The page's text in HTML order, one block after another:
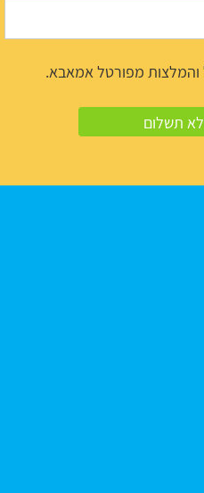
מפורטל אמאבא.